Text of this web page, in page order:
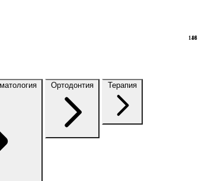
Ортодонтия Терапия
16
148